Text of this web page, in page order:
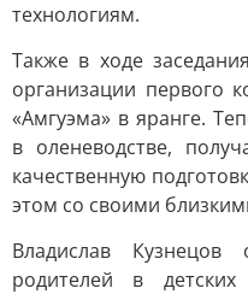
технологиям.
Также в ходе
организации первого
«Амгуэма» в яранге.
в оленеводстве,
качественную
этом со своими
Владислав
родителей в